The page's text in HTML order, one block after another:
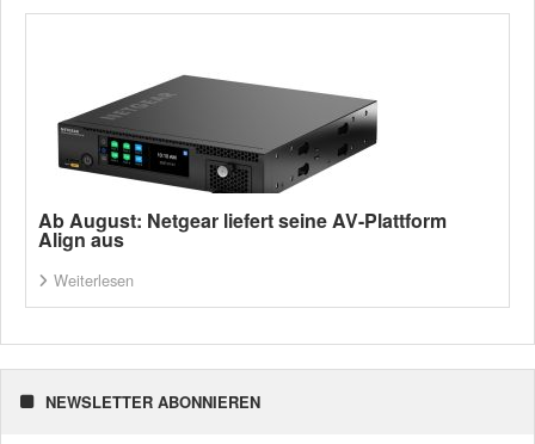
Ab August: Netgear liefert seine AV-Plattform
Align aus
Weiterlesen
NEWSLETTER ABONNIEREN